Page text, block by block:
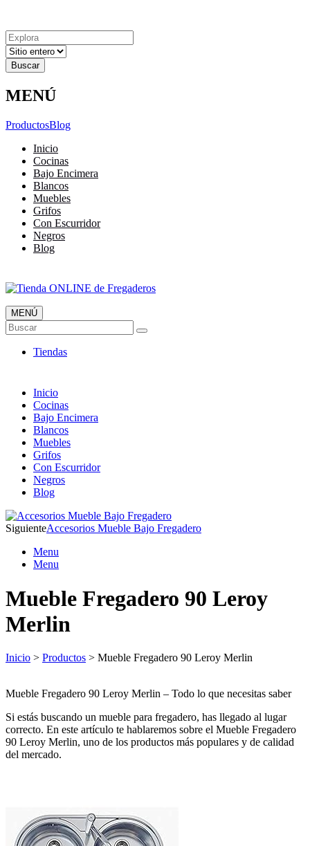
Resultados
para
MENÚ
ProductosBlog
Inicio
Cocinas
Bajo Encimera
Blancos
Muebles
Grifos
Con Escurridor
Negros
Blog
Tienda ONLINE de Fregaderos
TOP en Ventas
MENÚ
Buscar
Tiendas
Inicio
Cocinas
Bajo Encimera
Blancos
Muebles
Grifos
Con Escurridor
Negros
Blog
SiguienteAccesorios Mueble Bajo Fregadero
Menu
Menu
Mueble Fregadero 90 Leroy
Merlin
Inicio > Productos > Mueble Fregadero 90 Leroy Merlin
Mueble Fregadero 90 Leroy Merlin – Todo lo que necesitas saber
Si estás buscando un mueble para fregadero, has llegado al lugar
correcto. En este artículo te hablaremos sobre el Mueble Fregadero
90 Leroy Merlin, uno de los productos más populares y de calidad
del mercado.